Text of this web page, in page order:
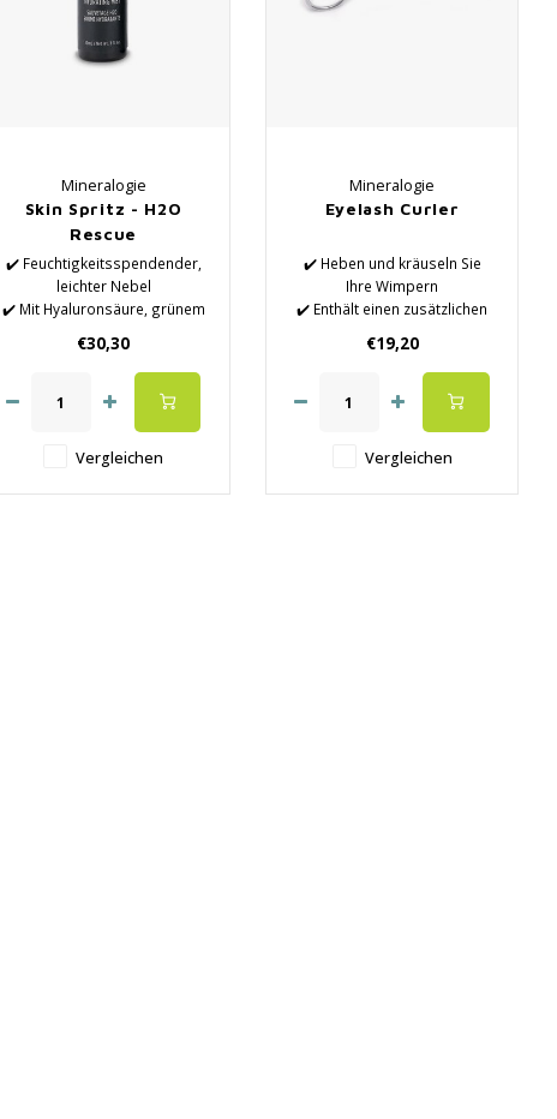
Mineralogie
Skin Spritz - H2O
Rescue
✔️ Feuchtigkeitsspendender,
leichter Nebel
✔️ Mit Hyaluronsäure, grünem
PCA
✔️ Fixiert das Make-up
€30,30
Vergleichen
Mineralogie
Eyelash Curler
✔️ Heben und kräuseln Sie
Ihre Wimpern
✔️ Enthält einen zusätzlichen
€19,20
Vergleichen